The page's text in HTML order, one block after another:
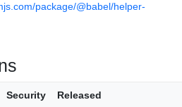
package/@babel/helper-
Security Released